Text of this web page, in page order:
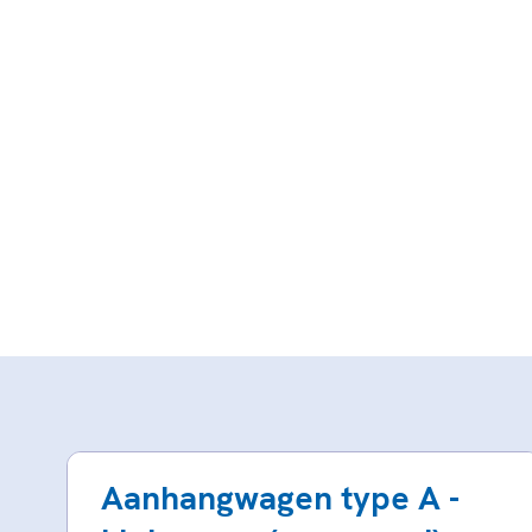
Aanhangwagen type A -